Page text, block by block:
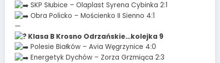
SKP Słubice – Olaplast Syrena Cybinka 2:1
Obra Policko – Mościenko II Sienno 4:1
—
Klasa B Krosno Odrzańskie…kolejka 9
Polesie Białków – Avia Węgrzynice 4:0
Energetyk Dychów – Zorza Grzmiąca 2:3